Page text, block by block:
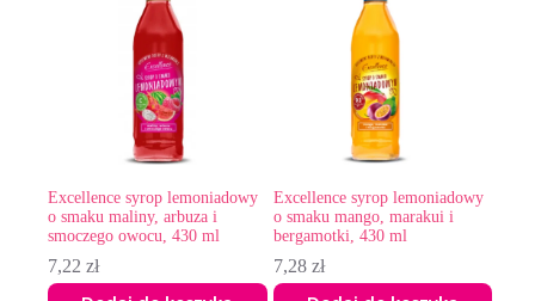
Excellence syrop lemoniadowy
o smaku maliny, arbuza i
smoczego owocu, 430 ml
7,22 zł
Excellence syrop lemoniadowy
o smaku mango, marakui i
bergamotki, 430 ml
7,28 zł